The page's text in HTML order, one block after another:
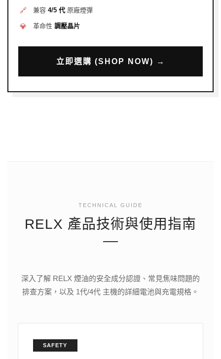
🔗 兼容4/5 代 原廠煙彈
💎 革命性調壓晶片
立即選購 (SHOP NOW) →
TECHNICAL GUIDE
RELX 產品技術與使用指南
深入了解 RELX 煙油的安全成分認證、常見焦味問題的
排查方案，以及 1代/4代 主機的詳細電池與充電規格。
SAFETY